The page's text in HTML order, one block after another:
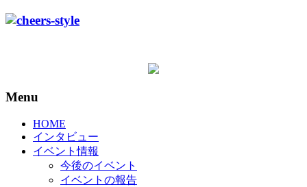
Menu
HOME
インタビュー
イベント情報
今後のイベント
イベントの報告